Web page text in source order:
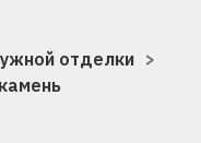
отделки